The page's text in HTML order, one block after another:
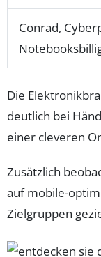
Conrad,
Die
deutlich bei
einer cleveren
Zusätzlich
auf mobile-
Zielgruppen